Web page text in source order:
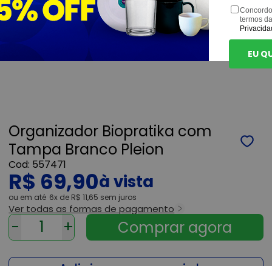
Organizador Biopratika com
Tampa Branco Pleion
557471
R$ 69,90
ou 6x de R$ 11,65 sem juros
Ver todas as formas de pagamento
- +
termos
EU